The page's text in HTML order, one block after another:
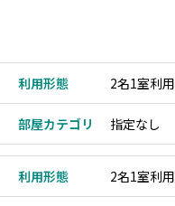
利用形態 2名1室利用
部屋カテゴリ 指定なし
利用形態 2名1室利用